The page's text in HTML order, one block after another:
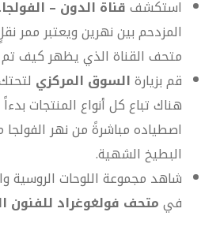
استكشفقناة الدون – الفولجا
المزدحم بين نهرين ويعتبر ممر
متحف القناة الذي يظهر كيف تم
قم بزيارةالسوق المركزي
هناك تباع كل أنواع المنتجات
اصطياده مباشرةً من نهر
البطيخ الشهية.
شاهد مجموعة اللوحات الروسية
فيمتحف فولغوغراد للفنون